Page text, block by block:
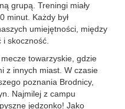
grupą. Treningi miały
minut. Każdy był
umiejętności, między
skoczność.
towarzyskie, gdzie
z innych miast. W czasie
poznania Brodnicy,
Najmilej z campu
jedzonko! Jako